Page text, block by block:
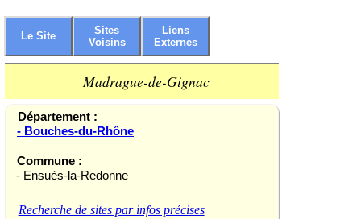
Le Site
Sites
Voisins
Liens
Externes
Madrague-de-Gignac
Département :
- Bouches-du-Rhône
Commune :
- Ensuès-la-Redonne
Recherche de sites par infos précises